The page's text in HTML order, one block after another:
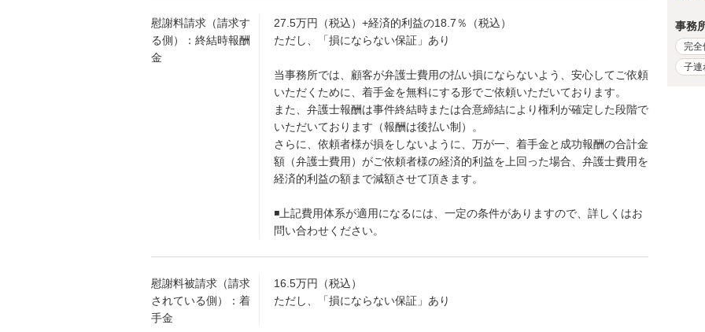
慰謝料請求（請求す
る側）：終結時報酬
金
27.5万円（税込）+経済的利益の18.7％（税込）
ただし、「損にならない保証」あり
当事務所では、顧客が弁護士費用の払い損にならないよう、安心してご依頼
いただくために、着手金を無料にする形でご依頼いただいております。
また、弁護士報酬は事件終結時または合意締結により権利が確定した段階で
いただいております（報酬は後払い制）。
さらに、依頼者様が損をしないように、万が一、着手金と成功報酬の合計金
額（弁護士費用）がご依頼者様の経済的利益を上回った場合、弁護士費用を
経済的利益の額まで減額させて頂きます。
◾️上記費用体系が適用になるには、一定の条件がありますので、詳しくはお
問い合わせください。
慰謝料被請求（請求
されている側）：着
手金
16.5万円（税込）
ただし、「損にならない保証」あり
事務
完全
子連